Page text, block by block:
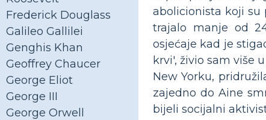
Frederick Douglass
Galileo Gallilei
Genghis Khan
Geoffrey Chaucer
George Eliot
George III
George Orwell
abolicionista koji su
trajalo manje od
osjećaje kad je
krvi', živio sam više
New Yorku,
zajedno do Aine
bijeli socijalni